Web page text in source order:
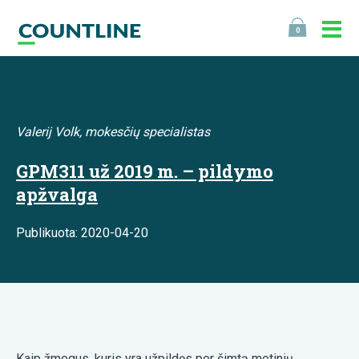
0
Valerij Volk, mokesčių specialistas
GPM311 už 2019 m. – pildymo
apžvalga
Publikuota: 2020-04-20